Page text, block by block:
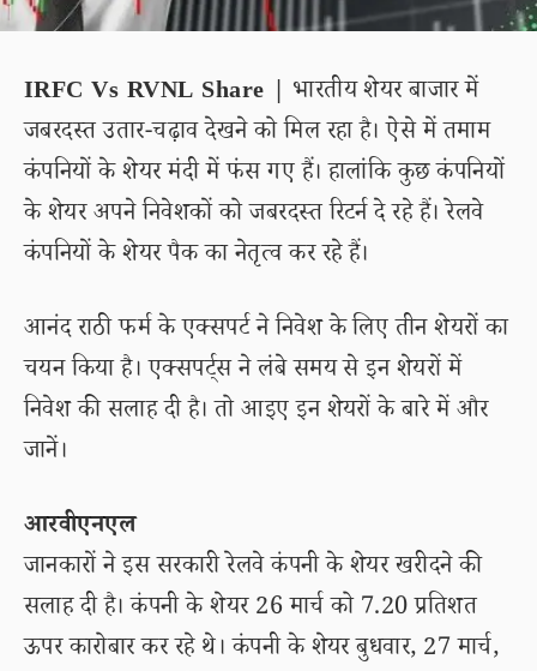
IRFC Vs RVNL Share | भारतीय शेयर बाजार में
जबरदस्त उतार-चढ़ाव देखने को मिल रहा है। ऐसे में तमाम
कंपनियों के शेयर मंदी में फंस गए हैं। हालांकि कुछ कंपनियों
के शेयर अपने निवेशकों को जबरदस्त रिटर्न दे रहे हैं। रेलवे
कंपनियों के शेयर पैक का नेतृत्व कर रहे हैं।
आनंद राठी फर्म के एक्सपर्ट ने निवेश के लिए तीन शेयरों का
चयन किया है। एक्सपर्ट्स ने लंबे समय से इन शेयरों में
निवेश की सलाह दी है। तो आइए इन शेयरों के बारे में और
जानें।
आरवीएनएल
जानकारों ने इस सरकारी रेलवे कंपनी के शेयर खरीदने की
सलाह दी है। कंपनी के शेयर 26 मार्च को 7.20 प्रतिशत
ऊपर कारोबार कर रहे थे। कंपनी के शेयर बुधवार, 27 मार्च,